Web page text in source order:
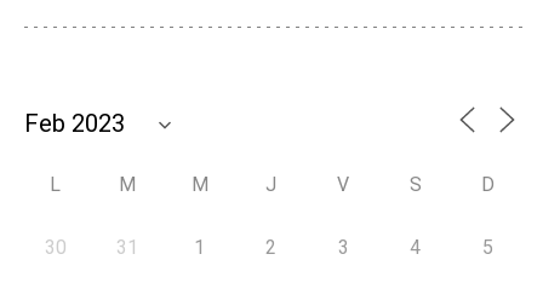
L M M J V S D
30 31 1 2 3 4 5